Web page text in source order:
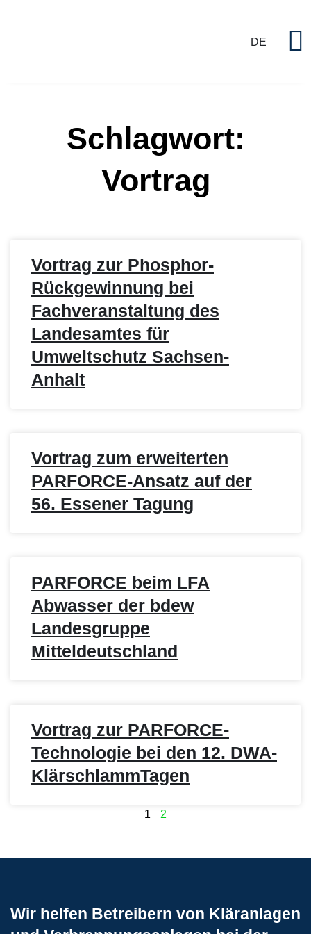
DE
Schlagwort:
Vortrag
Vortrag zur Phosphor-
Rückgewinnung bei
Fachveranstaltung des
Landesamtes für
Umweltschutz Sachsen-
Anhalt
Vortrag zum erweiterten
PARFORCE-Ansatz auf der
56. Essener Tagung
PARFORCE beim LFA
Abwasser der bdew
Landesgruppe
Mitteldeutschland
Vortrag zur PARFORCE-
Technologie bei den 12. DWA-
KlärschlammTagen
1 2
Wir helfen Betreibern von Kläranlagen